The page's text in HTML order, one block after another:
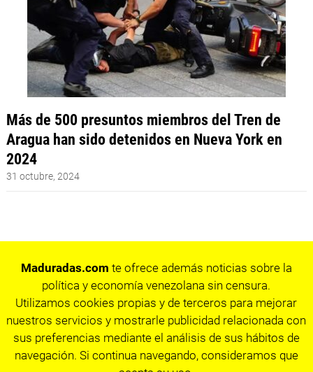
Más de 500 presuntos miembros del Tren de
Aragua han sido detenidos en Nueva York en
2024
31 octubre, 2024
Maduradas.com te ofrece además noticias sobre la
política y economía venezolana sin censura.
Utilizamos cookies propias y de terceros para mejorar
nuestros servicios y mostrarle publicidad relacionada con
sus preferencias mediante el análisis de sus hábitos de
navegación. Si continua navegando, consideramos que